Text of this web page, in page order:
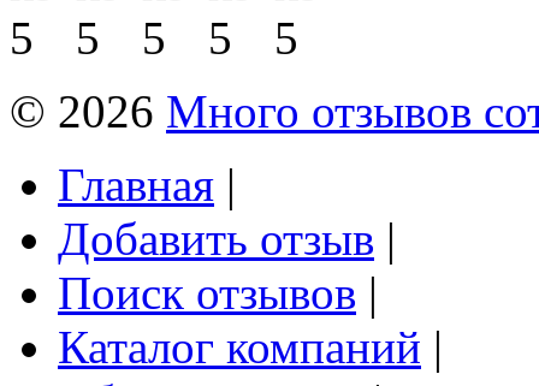
© 2026 Много отзывов
Главная |
Добавить отзыв |
Поиск отзывов |
Каталог компаний |